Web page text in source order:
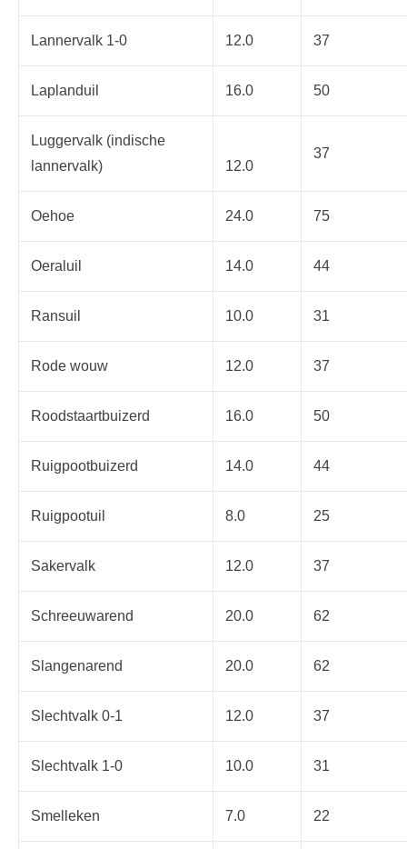
Lannervalk 1-0 12.0 37
Laplanduil 16.0 50
Luggervalk (indische
lannervalk)
12.0
37
Oehoe 24.0 75
Oeraluil 14.0 44
Ransuil 10.0 31
Rode wouw 12.0 37
Roodstaartbuizerd 16.0 50
Ruigpootbuizerd 14.0 44
Ruigpootuil 8.0 25
Sakervalk 12.0 37
Schreeuwarend 20.0 62
Slangenarend 20.0 62
Slechtvalk 0-1 12.0 37
Slechtvalk 1-0 10.0 31
Smelleken 7.0 22